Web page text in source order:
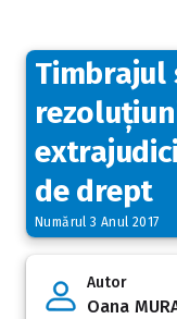
Timbrajul
de drept
Numărul 3 Anul 2017
Autor
Oana